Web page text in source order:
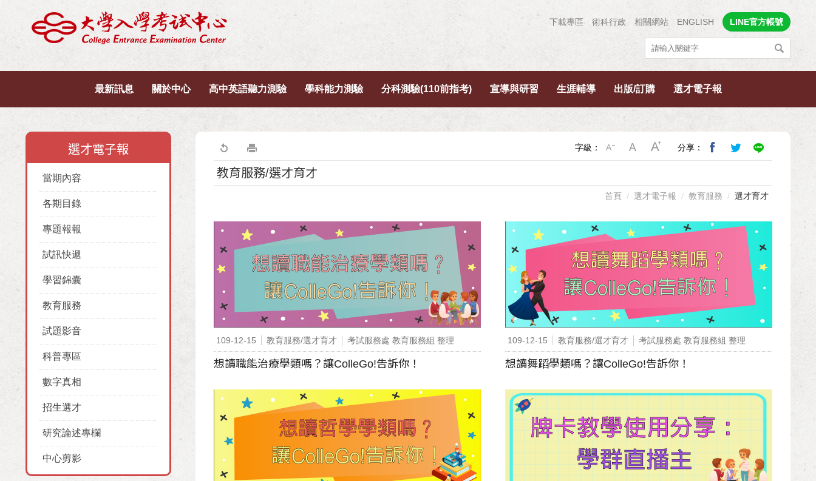
下載專區 術科行政 相關網站 ENGLISH LINE官方帳號
最新訊息 關於中心 高中英語聽力測驗 學科能力測驗 分科測驗(110前指考) 宣導與研習 生涯輔導 出版/訂購 選才電子報
選才電子報
當期內容
各期目錄
專題報報
試訊快遞
學習錦囊
教育服務
試題影音
科普專區
數字真相
招生選才
研究論述專欄
中心剪影
字級： 分享：
教育服務/選才育才
首頁 選才電子報 教育服務 選才育才
109-12-15 教育服務/選才育才 考試服務處 教育服務組 整理
想讀職能治療學類嗎？讓ColleGo!告訴你！
109-12-15 教育服務/選才育才 考試服務處 教育服務組 整理
想讀舞蹈學類嗎？讓ColleGo!告訴你！